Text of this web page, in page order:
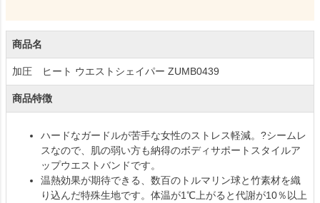
商品名
加圧 ヒート ウエストシェイパー ZUMB0439
商品特徴
ハードなガードルが苦手な女性のストレス軽減。?シームレ
スなので、肌の弱い方も納得のボディサポートスタイルア
ップウエストバンドです。
温熱効果が期待できる、数百のトルマリン球と竹素材を織
り込んだ特殊生地です。体温が1℃上がると代謝が10％以上